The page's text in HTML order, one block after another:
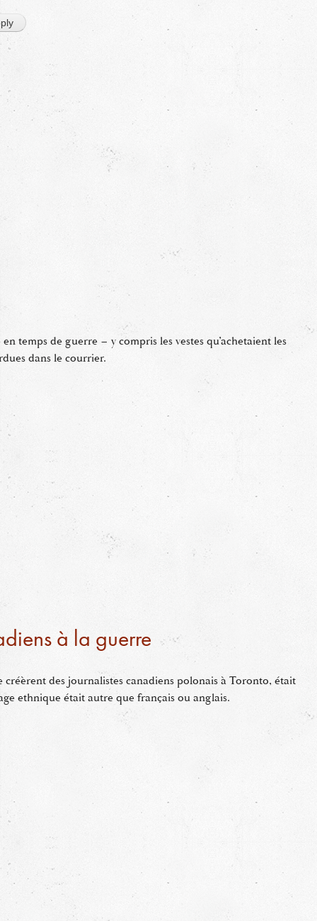
temps de guerre – y compris les vestes qu’achetaient les
dans le courrier.
à la guerre
créèrent des journalistes canadiens polonais à Toronto, était
ethnique était autre que français ou anglais.